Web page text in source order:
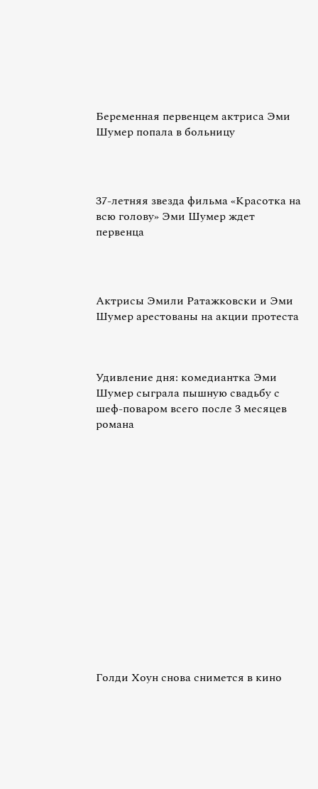
Беременная первенцем актриса Эми
Шумер попала в больницу
37-летняя звезда фильма «Красотка на
всю голову» Эми Шумер ждет
первенца
Актрисы Эмили Ратажковски и Эми
Шумер арестованы на акции протеста
Удивление дня: комедиантка Эми
Шумер сыграла пышную свадьбу с
шеф-поваром всего после 3 месяцев
романа
Голди Хоун снова снимется в кино